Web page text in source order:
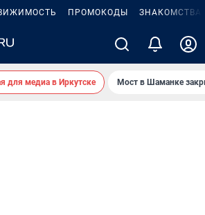
ПРОМОКОДЫ ЗНАКОМСТВА
для медиа в Иркутске Мост в Шаманке